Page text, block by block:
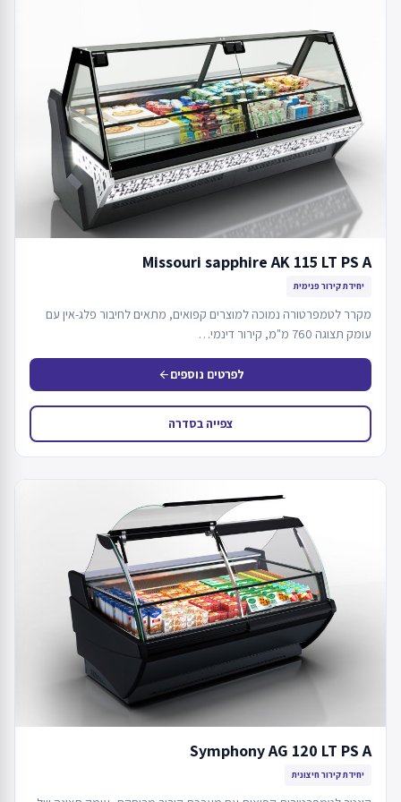
Missouri sapphire AK 115 LT PS A
יחידת קירור פנימית
מקרר לטמפרטורה נמוכה למוצרים קפואים, מתאים לחיבור פלג-אין עם
עומק תצוגה 760 מ"מ, קירור דינמי…
לפרטים נוספיםarrow_back
צפייה בסדרה
Symphony AG 120 LT PS A
יחידת קירור חיצונית